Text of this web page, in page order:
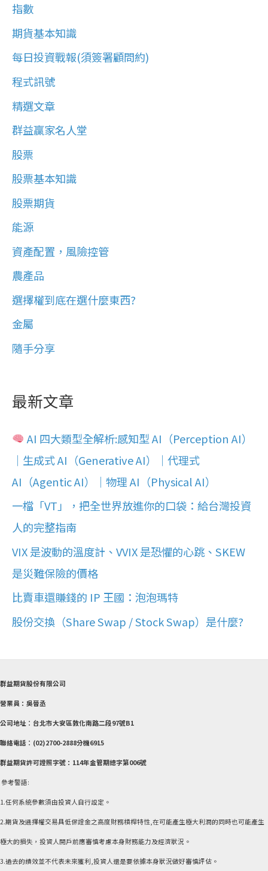
指數
期貨基本知識
每日投資戰報(須簽署顧問約)
程式訊號
精選文章
群益贏家名人堂
股票
股票基本知識
股票期貨
能源
資產配置，風險控管
農產品
選擇權到底在選什麼東西?
金屬
隨手分享
最新文章
AI 四大類型全解析:感知型 AI（Perception AI）
｜生成式 AI（Generative AI）｜代理式
AI（Agentic AI）｜物理 AI（Physical AI）
一檔「VT」，把全世界放進你的口袋：給台灣投資
人的完整指南
VIX 是波動的溫度計、VVIX 是恐懼的心跳、SKEW
是災難保險的價格
比賣車還賺錢的 IP 王國：泡泡瑪特
股份交換（Share Swap / Stock Swap）是什麼?
群益期貨股份有限公司
營業員：吳晉丞
公司地址︰台北市大安區敦化南路二段97號B1
聯絡電話︰(02)2700-2888分機6915
群益期貨許可證照字號：114年金管期總字第006號
參考警語:
1.任何系統參數須由投資人自行設定。
2.期貨及選擇權交易具低保證金之高度財務槓桿特性,在可能產生極大利潤的同時也可能產生
極大的損失，投資人開戶前應審慎考慮本身財務能力及經濟狀況。
3.過去的績效並不代表未來獲利,投資人還是要依據本身狀況做好審慎評估。